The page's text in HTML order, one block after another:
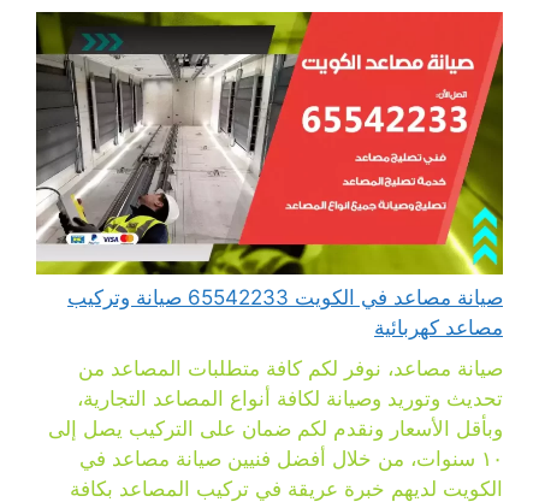
صيانة مصاعد في الكويت 65542233 صيانة وتركيب
مصاعد كهربائية
صيانة مصاعد، نوفر لكم كافة متطلبات المصاعد من
تحديث وتوريد وصيانة لكافة أنواع المصاعد التجارية،
وبأقل الأسعار ونقدم لكم ضمان على التركيب يصل إلى
١٠ سنوات، من خلال أفضل فنيين صيانة مصاعد في
الكويت لديهم خبرة عريقة في تركيب المصاعد بكافة